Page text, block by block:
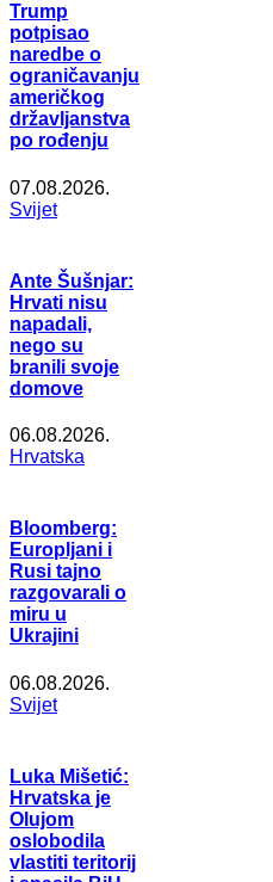
Trump
potpisao
naredbe o
ograničavanju
američkog
državljanstva
po rođenju
07.08.2026.
Svijet
Ante Šušnjar:
Hrvati nisu
napadali,
nego su
branili svoje
domove
06.08.2026.
Hrvatska
Bloomberg:
Europljani i
Rusi tajno
razgovarali o
miru u
Ukrajini
06.08.2026.
Svijet
Luka Mišetić:
Hrvatska je
Olujom
oslobodila
vlastiti teritorij